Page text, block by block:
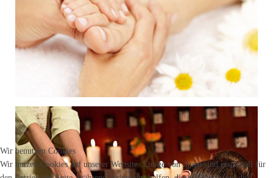
Wir benutzen Cookies
Wir nutzen Cookies auf unserer Website. Einige von ihnen sind essenziell für